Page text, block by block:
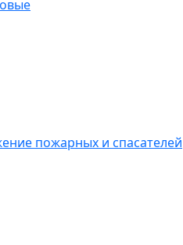
пожарных и спасателей